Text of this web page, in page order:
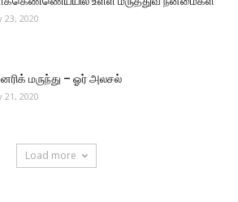
23, 2020
மருந்து – ஓர் அலசல்
21, 2020
Load more